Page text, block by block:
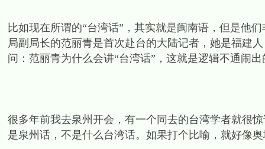
比如现在所谓的“台湾话”，其实就是闽南语，但是他
局副局长的范丽青是首次赴台的大陆记者，她是福建
问：范丽青为什么会讲“台湾话”，这就是逻辑不通闹
很多年前我去泉州开会，有一个同去的台湾学者就很
是泉州话，不是什么台湾话。如果打个比喻，就好像